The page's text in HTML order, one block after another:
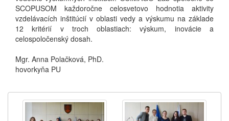
SCOPUSOM každoročne celosvetovo hodnotia aktivity
vzdelávacích inštitúcií v oblasti vedy a výskumu na základe
12 kritérií v troch oblastiach: výskum, inovácie a
celospoločenský dosah.
Mgr. Anna Polačková, PhD.
hovorkyňa PU